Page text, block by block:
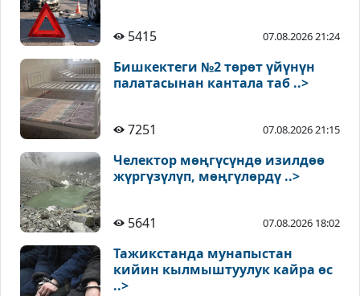
5415 07.08.2026 21:24
Бишкектеги №2 төрөт үйүнүн
палатасынан кантала таб ..>
7251 07.08.2026 21:15
Челектор мөңгүсүндө изилдөө
жүргүзүлүп, мөңгүлөрдү ..>
5641 07.08.2026 18:02
Тажикстанда мунапыстан
кийин кылмыштуулук кайра өс
..>